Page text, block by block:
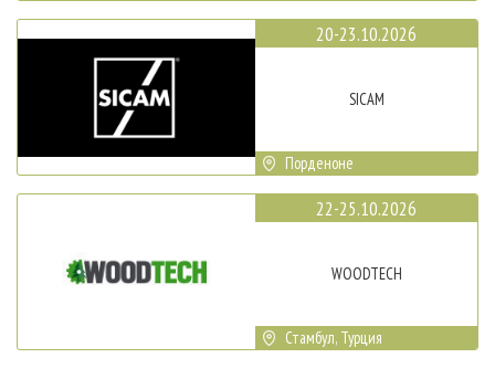
20-23.10.2026
SICAM
Порденоне
22-25.10.2026
WOODTECH
Стамбул, Турция